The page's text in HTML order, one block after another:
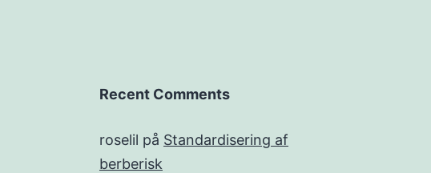
Recent Comments
roselil på Standardisering af
berberisk